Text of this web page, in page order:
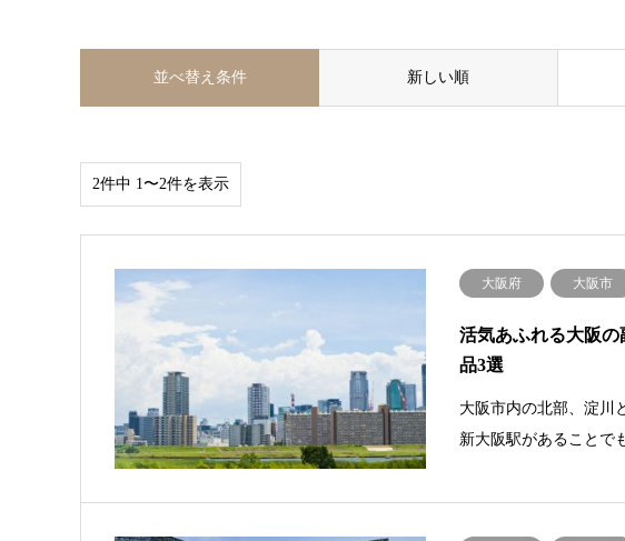
並べ替え条件 新しい順
2件中 1〜2件を表示
大阪府 大阪市
活気あふれる大阪
品3選
大阪市内の北部、淀川
新大阪駅があることで